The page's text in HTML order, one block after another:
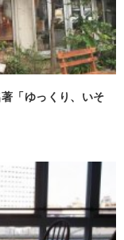
「ゆっくり、いそ